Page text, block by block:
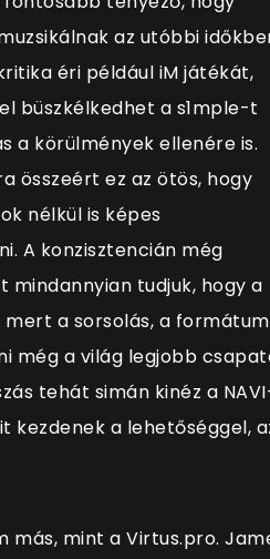
az utóbbi
éri például iM játékát,
büszkélkedhet a s1mple-t
a körülmények ellenére is.
összeért ez az ötös, hogy
nélkül is képes
A konzisztencián még
mindannyian tudjuk, hogy a
mert a sorsolás, a formátum
még a világ legjobb
tehát simán kinéz a
kezdenek a lehetőséggel,
más, mint a Virtus.pro.